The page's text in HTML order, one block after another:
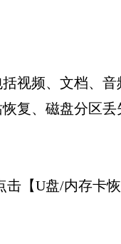
视频、文档、
复、磁盘分区
【U盘/内存卡